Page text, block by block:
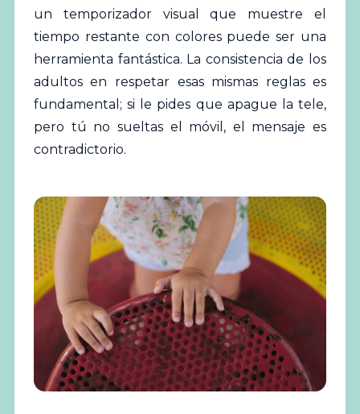
un temporizador visual que muestre el
tiempo restante con colores puede ser una
herramienta fantástica. La consistencia de los
adultos en respetar esas mismas reglas es
fundamental; si le pides que apague la tele,
pero tú no sueltas el móvil, el mensaje es
contradictorio.